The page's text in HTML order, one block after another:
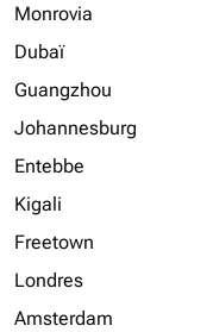
Monrovia
Dubaï
Guangzhou
Johannesburg
Entebbe
Kigali
Freetown
Londres
Amsterdam